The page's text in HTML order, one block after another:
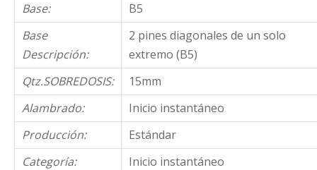
Base:
B5
Base
Descripción:
2 pines diagonales de un solo
extremo (B5)
Qtz.SOBREDOSIS:
15mm
Alambrado:
Inicio instantáneo
Producción:
Estándar
Categoría:
Inicio instantáneo